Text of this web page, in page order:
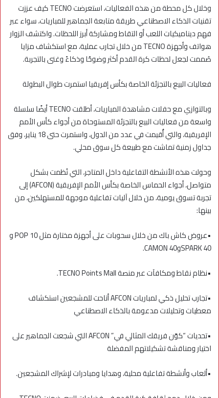
وخلال كل محطة من هذه الفعاليات، استعرضت TECNO كيف عززت
تقنيات الذكاء الاصطناعي طريقة متابعة الجماهير للمباريات، سواء عبر
فهم ديناميكيات اللعب أو التقاط ومشاركة أبرز اللحظات. واكتشف الزوار
هواتف وأجهزة TECNO من خلال تجارب عملية، مع استكشاف مزايا
صُممت لجعل لحظات كرة القدم أكثر وضوحًا وذكاءً وغنى بالتجربة.
فعاليات البيع بالتجزئة الخاصة بكأس إفريقيا استمرت طوال البطولة
وبالتوازي مع حفلات مشاهدة المباريات، أطلقت TECNO أيضًا سلسلة
واسعة من فعاليات البيع بالتجزئة المستوحاة من أجواء كأس الأمم
الإفريقية، والتي أُقيمت في عدد من الدول، واستمرت حتى 18 يناير، وفق
جداول زمنية تماشت مع طبيعة كل سوق محلي.
وحولت هذه الأنشطة التفاعلية داخل المتاجر، التي نُظمت بشكل
متواصل، أجواء الحماس الخاصة بكأس الأمم الإفريقية (AFCON) إلى
تجربة تسوق يومية، من خلال آليات تفاعلية موجهة للمستهلكين، من
بينها:
•عروض كاش باك من خلال سحوبات على أجهزة مختارة مثل POP 10 و
SPARK 40وCAMON 40.
•نظام نقاط ومكافآت عبر منصة TECNO Points Mall.
•تجارب تحليل ذكي لمباريات AFCON أتاحت للمشجعين استكشاف
معطيات وتحليلات مدعومة بالذكاء الاصطناعي
•تحديات “كوّن فريقك المثالي في” AFCON التي شجعت الجماهير على
اختيار ومناقشة تشكيلاتهم المفضلة
•ألعاب وأنشطة تفاعلية محلية، وهدايا ومبادرات لإشراك المشجعين.